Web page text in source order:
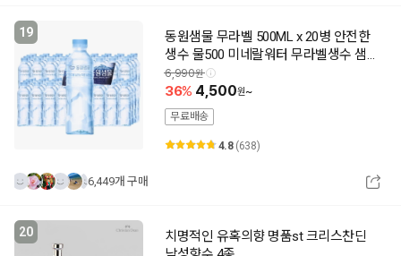
19
동원샘물 무라벨 500ML x 20병 안전한
생수 물500 미네랄워터 무라벨생수 샘
물
6,990
36 4,500
~
무료배송
4.8 (638)
6,449개 구매
20
치명적인 유혹의향 명품st 크리스찬딘